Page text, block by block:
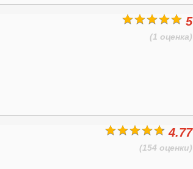
5
(1 оценка)
4.77
(154 оценки)